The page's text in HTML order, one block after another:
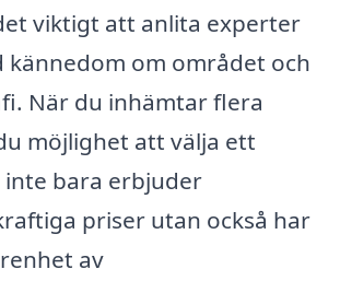
viktigt att anlita experter
kännedom om området och
När du inhämtar flera
möjlighet att välja ett
bara erbjuder
priser utan också har
av